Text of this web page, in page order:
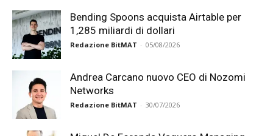
Bending Spoons acquista Airtable per
1,285 miliardi di dollari
Redazione BitMAT - 05/08/2026
Andrea Carcano nuovo CEO di Nozomi
Networks
Redazione BitMAT - 30/07/2026